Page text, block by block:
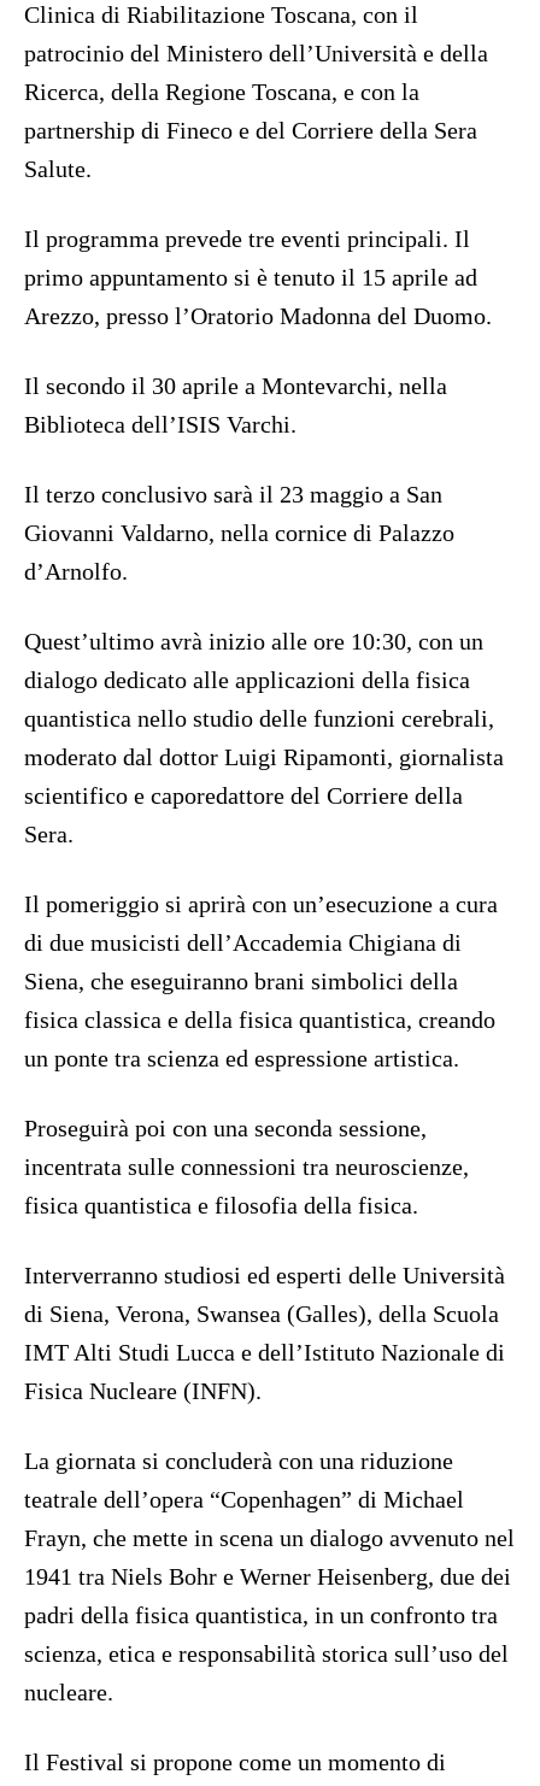
Clinica di Riabilitazione Toscana, con il
patrocinio del Ministero dell’Università e della
Ricerca, della Regione Toscana, e con la
partnership di Fineco e del Corriere della Sera
Salute.
Il programma prevede tre eventi principali. Il
primo appuntamento si è tenuto il 15 aprile ad
Arezzo, presso l’Oratorio Madonna del Duomo.
Il secondo il 30 aprile a Montevarchi, nella
Biblioteca dell’ISIS Varchi.
Il terzo conclusivo sarà il 23 maggio a San
Giovanni Valdarno, nella cornice di Palazzo
d’Arnolfo.
Quest’ultimo avrà inizio alle ore 10:30, con un
dialogo dedicato alle applicazioni della fisica
quantistica nello studio delle funzioni cerebrali,
moderato dal dottor Luigi Ripamonti, giornalista
scientifico e caporedattore del Corriere della
Sera.
Il pomeriggio si aprirà con un’esecuzione a cura
di due musicisti dell’Accademia Chigiana di
Siena, che eseguiranno brani simbolici della
fisica classica e della fisica quantistica, creando
un ponte tra scienza ed espressione artistica.
Proseguirà poi con una seconda sessione,
incentrata sulle connessioni tra neuroscienze,
fisica quantistica e filosofia della fisica.
Interverranno studiosi ed esperti delle Università
di Siena, Verona, Swansea (Galles), della Scuola
IMT Alti Studi Lucca e dell’Istituto Nazionale di
Fisica Nucleare (INFN).
La giornata si concluderà con una riduzione
teatrale dell’opera “Copenhagen” di Michael
Frayn, che mette in scena un dialogo avvenuto nel
1941 tra Niels Bohr e Werner Heisenberg, due dei
padri della fisica quantistica, in un confronto tra
scienza, etica e responsabilità storica sull’uso del
nucleare.
Il Festival si propone come un momento di